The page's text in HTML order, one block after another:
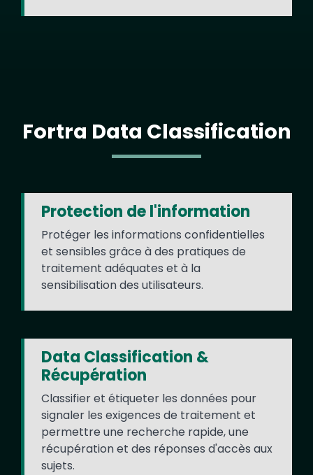
Fortra Data Classification
Protection de l'information
Protéger les informations confidentielles
et sensibles grâce à des pratiques de
traitement adéquates et à la
sensibilisation des utilisateurs.
Data Classification &
Récupération
Classifier et étiqueter les données pour
signaler les exigences de traitement et
permettre une recherche rapide, une
récupération et des réponses d'accès aux
sujets.